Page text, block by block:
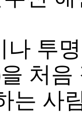
나 투
처
는 사